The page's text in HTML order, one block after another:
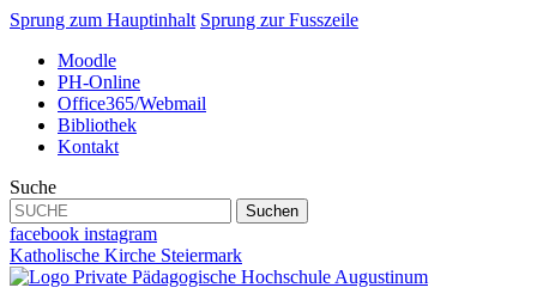
Sprung zum Hauptinhalt Sprung zur Fusszeile
Moodle
PH-Online
Office365/Webmail
Bibliothek
Kontakt
Suche
Suchen
facebook instagram
Katholische Kirche Steiermark